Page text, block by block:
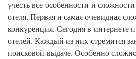
учесть все особенности и
отеля. Первая и самая очевидная
конкуренция. Сегодня в интернете
отелей. Каждый из них стремится
поисковой выдаче. Особенно